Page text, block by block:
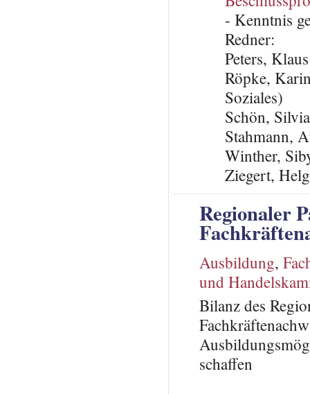
- Kenntnis
Redner:
Peters,
Röpke,
Soziales)
Schön,
Stahmann,
Winther,
Ziegert,
Regionaler
Ausbildung,
und
Bilanz des
schaffen